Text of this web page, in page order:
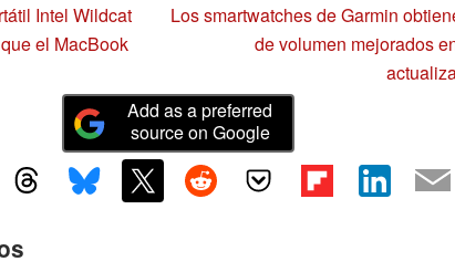
Intel Wildcat
el MacBook
Los smartwatches de Garmin
de volumen mejorados
Add as a preferred
source on Google